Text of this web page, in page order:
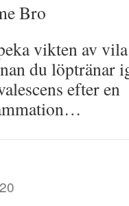
Bro
vikten av
du löptränar
efter en